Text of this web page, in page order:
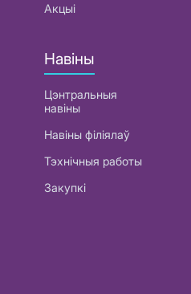
Акцыі
Навіны
Цэнтральныя
навіны
Навіны філіялаў
Тэхнічныя работы
Закупкі